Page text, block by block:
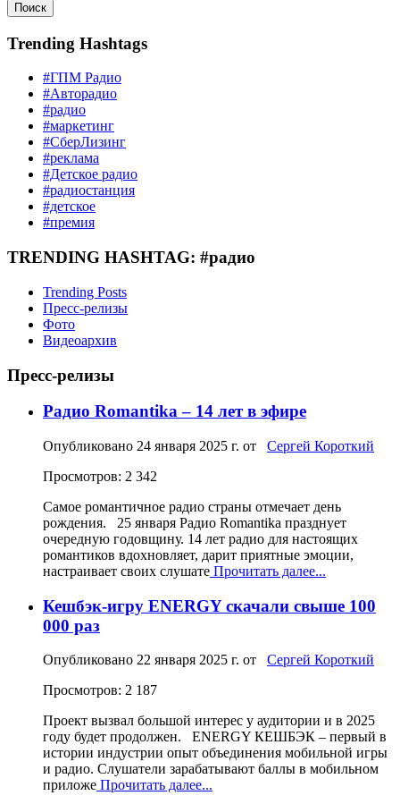
Поиск
Trending Hashtags
#ГПМ Радио
#Авторадио
#радио
#маркетинг
#СберЛизинг
#реклама
#Детское радио
#радиостанция
#детское
#премия
TRENDING HASHTAG: #радио
Trending Posts
Пресс-релизы
Фото
Видеоархив
Пресс-релизы
Радио Romantika – 14 лет в эфире
Опубликовано 24 января 2025 г. от Сергей Короткий
Просмотров: 2 342
Самое романтичное радио страны отмечает день
рождения. 25 января Радио Romantika празднует
очередную годовщину. 14 лет радио для настоящих
романтиков вдохновляет, дарит приятные эмоции,
настраивает своих слушате Прочитать далее...
Кешбэк-игру ENERGY скачали свыше 100
000 раз
Опубликовано 22 января 2025 г. от Сергей Короткий
Просмотров: 2 187
Проект вызвал большой интерес у аудитории и в 2025
году будет продолжен. ENERGY КЕШБЭК – первый в
истории индустрии опыт объединения мобильной игры
и радио. Слушатели зарабатывают баллы в мобильном
приложе Прочитать далее...